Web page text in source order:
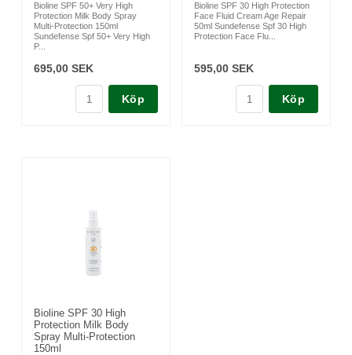
Bioline SPF 50+ Very High
Protection Milk Body Spray
Multi-Protection 150ml
Sundefense Spf 50+ Very High
P...
695,00 SEK
Köp
Bioline SPF 30 High Protection
Face Fluid Cream Age Repair
50ml Sundefense Spf 30 High
Protection Face Flu...
595,00 SEK
Köp
Bioline SPF 30 High
Protection Milk Body
Spray Multi-Protection
150ml